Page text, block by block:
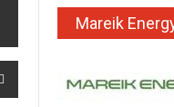
Mareik